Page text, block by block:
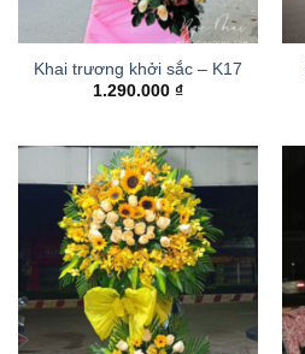
Khai trương khởi sắc – K17
1.290.000 ₫